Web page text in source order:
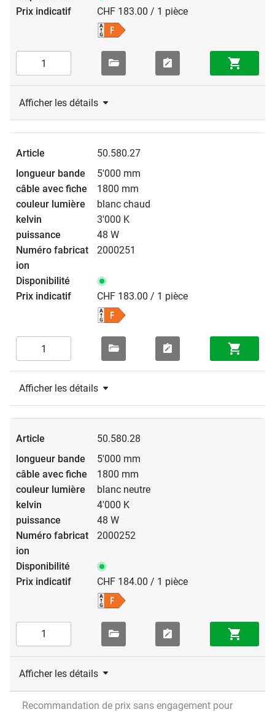
CHF 183.00 / 1 pièce
Afficher les détails
50.580.27
5'000 mm
1800 mm
blanc chaud
3'000 K
48 W
2000251
CHF 183.00 / 1 pièce
Afficher les détails
50.580.28
5'000 mm
1800 mm
blanc neutre
4'000 K
48 W
2000252
CHF 184.00 / 1 pièce
Afficher les détails
Recommandation de prix sans engagement pour